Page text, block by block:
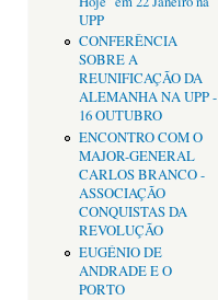
UPP
CONFERÊNCIA
SOBRE A
REUNIFICAÇÃO DA
ALEMANHA NA UPP -
16 OUTUBRO
ENCONTRO COM O
MAJOR-GENERAL
CARLOS BRANCO -
ASSOCIAÇÃO
CONQUISTAS DA
REVOLUÇÃO
EUGÉNIO DE
ANDRADE E O
PORTO